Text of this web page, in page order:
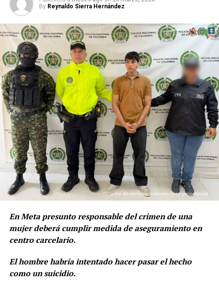
concierto para delinquir; fabricación, tráfico, porte de
estupefacientes; uso de menores de edad para la
comisión de delitos; y fabricación, tráfico, porte o
tenencia de armas de fuego, accesorios, partes o
municiones.
Solo dos de los procesados aceptaron los cargos. Un juez
de control de garantías impuso medida de
aseguramiento en centro carcelario contra Bustos
Galindo, Peña y Siavato Gaitán. Por su parte, Cruz
Giraldo fue afectada con detención domiciliaria.
Tres de los presuntos integrantes de este grupo armado
ilegal fueron capturados y judicializados. Se trata del
señalado cabecilla, Maicol Estiven Bernal Sánchez, alias
Javier Castillo Ortiz, alias Bayron; y Jhon Jairo Martínez
Castillo, alias El Costeño. Las evidencias dan cuenta de
que estas personas serían las responsables de identificar
a posibles víctimas, contactarlas por vía telefónica en
medio de amenazas y exigencias económicas, y citarlas a
sitios específicos para cumplir con los pagos.
By Reynaldo Sierra Hernández
En Meta presunto responsable del crimen de una
mujer deberá cumplir medida de aseguramiento en
centro carcelario.
El hombre habría intentado hacer pasar el hecho
como un suicidio.